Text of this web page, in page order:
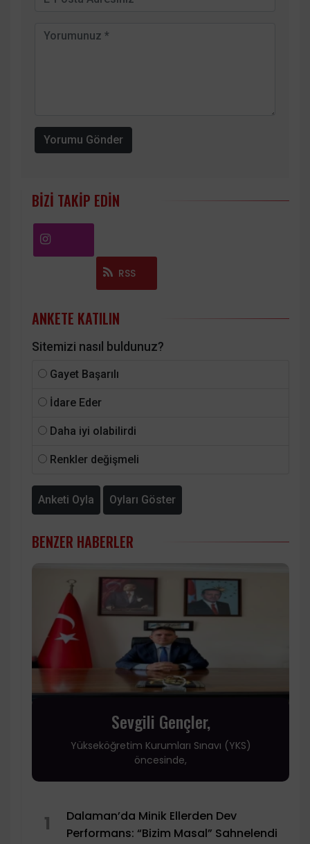
Yorumu Gönder
BIZI TAKIP EDIN
RSS
ANKETE KATILIN
Sitemizi nasıl buldunuz?
Gayet Başarılı
İdare Eder
Daha iyi olabilirdi
Renkler değişmeli
Anketi Oyla Oyları Göster
BENZER HABERLER
Sevgili Gençler,
Yükseköğretim Kurumları Sınavı (YKS)
öncesinde,
1
Dalaman’da Minik Ellerden Dev
Performans: “Bizim Masal” Sahnelendi